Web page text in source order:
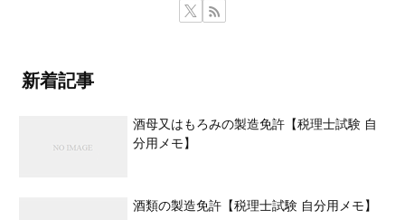
新着記事
酒母又はもろみの製造免許【税理士試験 自
分用メモ】
酒類の製造免許【税理士試験 自分用メモ】